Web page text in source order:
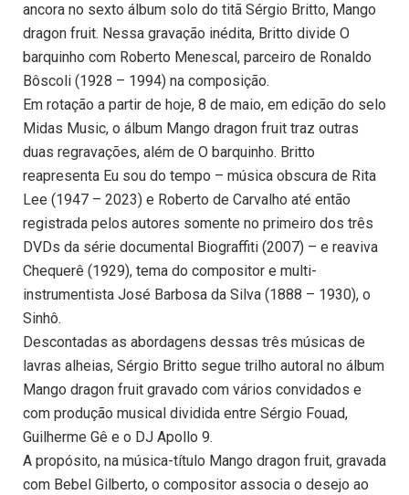
ancora no sexto álbum solo do titã Sérgio Britto, Mango
dragon fruit. Nessa gravação inédita, Britto divide O
barquinho com Roberto Menescal, parceiro de Ronaldo
Bôscoli (1928 – 1994) na composição.
Em rotação a partir de hoje, 8 de maio, em edição do selo
Midas Music, o álbum Mango dragon fruit traz outras
duas regravações, além de O barquinho. Britto
reapresenta Eu sou do tempo – música obscura de Rita
Lee (1947 – 2023) e Roberto de Carvalho até então
registrada pelos autores somente no primeiro dos três
DVDs da série documental Biograffiti (2007) – e reaviva
Chequerê (1929), tema do compositor e multi-
instrumentista José Barbosa da Silva (1888 – 1930), o
Sinhô.
Descontadas as abordagens dessas três músicas de
lavras alheias, Sérgio Britto segue trilho autoral no álbum
Mango dragon fruit gravado com vários convidados e
com produção musical dividida entre Sérgio Fouad,
Guilherme Gê e o DJ Apollo 9.
A propósito, na música-título Mango dragon fruit, gravada
com Bebel Gilberto, o compositor associa o desejo ao